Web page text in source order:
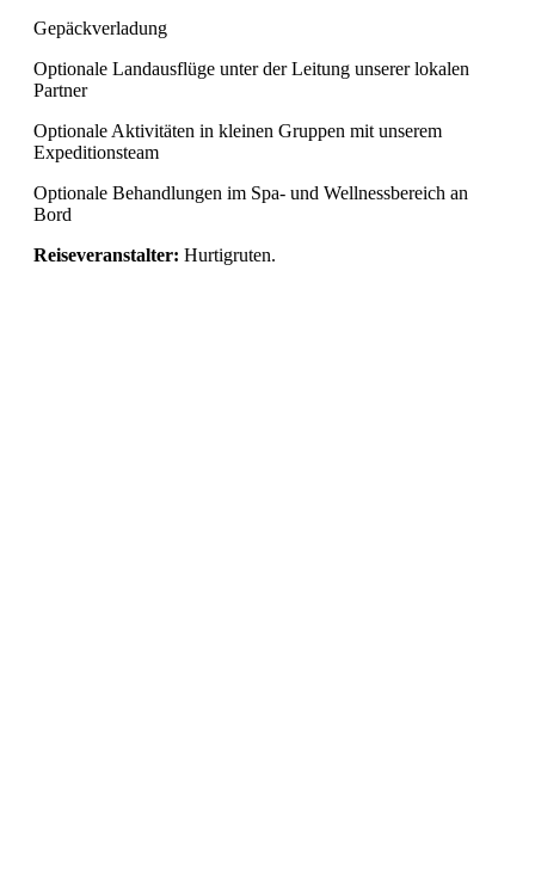
Gepäckverladung
Optionale Landausflüge unter der Leitung unserer lokalen
Partner
Optionale Aktivitäten in kleinen Gruppen mit unserem
Expeditionsteam
Optionale Behandlungen im Spa- und Wellnessbereich an
Bord
Reiseveranstalter: Hurtigruten.